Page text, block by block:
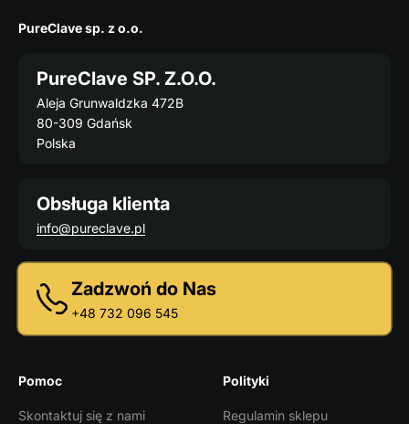
PureClave sp. z o.o.
PureClave SP. Z.O.O.
Aleja Grunwaldzka 472B
80-309 Gdańsk
Polska
Obsługa klienta
info@pureclave.pl
Zadzwoń do Nas
+48 732 096 545
Pomoc
Skontaktuj się z nami
Polityki
Regulamin sklepu